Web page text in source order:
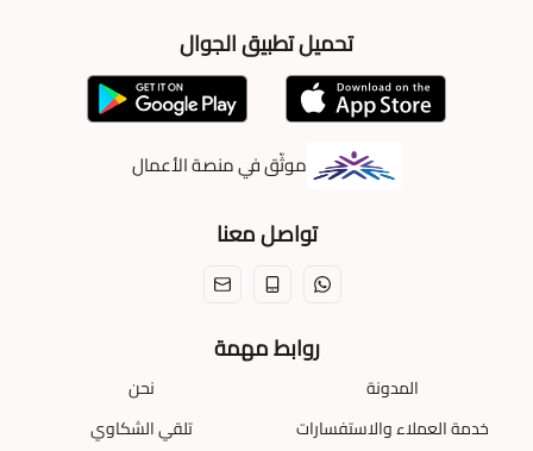
تحميل تطبيق الجوال
موثّق في منصة الأعمال
تواصل معنا
روابط مهمة
المدونة
نحن
خدمة العملاء والاستفسارات
تلقي الشكاوي